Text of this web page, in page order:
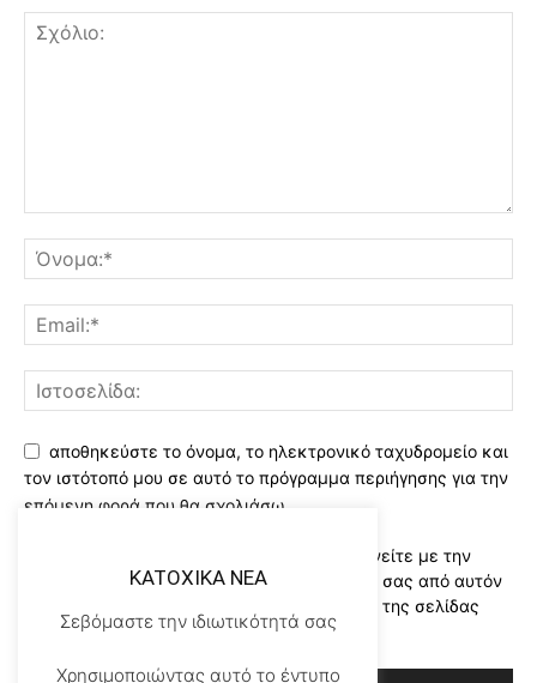
αποθηκεύστε το όνομα, το ηλεκτρονικό ταχυδρομείο και
τον ιστότοπό μου σε αυτό το πρόγραμμα περιήγησης για την
επόμενη φορά που θα σχολιάσω.
Χρησιμοποιώντας αυτό το έντυπο συμφωνείτε με την
αποθήκευση και χειρισμό των δεδομένων σας από αυτόν
τον ιστότοπο..Διαβάστε του ορους χρήσης της σελίδας
μας*
KATOXIKA NEA
Σεβόμαστε την ιδιωτικότητά σας
Χρησιμοποιώντας αυτό το έντυπο